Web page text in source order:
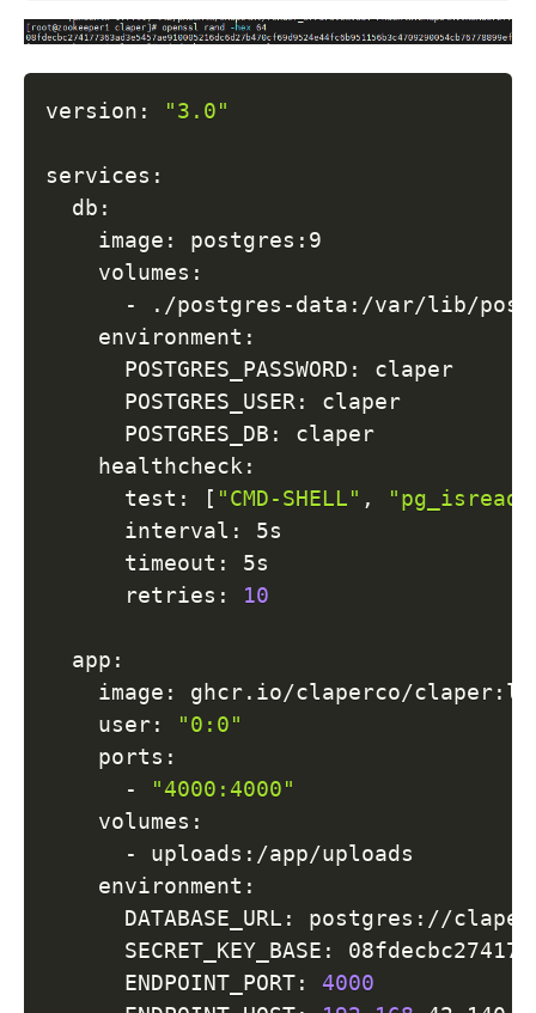
version: "3.0"
services:
  db:
    image: postgres:9
    volumes:
- ./postgres-data:/var/lib/
    environment:
      POSTGRES_PASSWORD: claper
      POSTGRES_USER: claper
      POSTGRES_DB: claper
    healthcheck:
      test:
[ "CMD-SHELL" ,
      interval: 5s
      timeout: 5s
      retries:
10
  app:
image: ghcr.io/claperco/
    user:
"0:0"
    ports:
      -
"4000:4000"
    volumes:
      - uploads:/app/uploads
    environment:
DATABASE_URL: postgres://
SECRET_KEY_BASE:
      ENDPOINT_PORT:
4000